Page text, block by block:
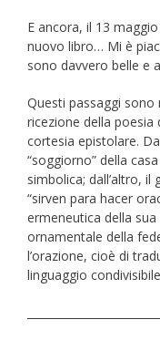
E ancora, il 13
nuovo libro… Mi è
sono davvero belle e
Questi passaggi
ricezione della poesia
cortesia epistolare.
“soggiorno” della
simbolica; dall’altro, il
“sirven para hacer
ermeneutica della
ornamentale della
l’orazione, cioè di
linguaggio